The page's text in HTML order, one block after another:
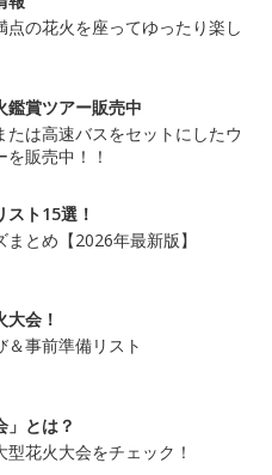
点の花火を座ってゆったり楽し
鑑賞ツアー販売中
たは高速バスをセットにしたウ
販売中！！
ト15選！
とめ【2026年最新版】
会！
＆事前準備リスト
」とは？
花火大会をチェック！